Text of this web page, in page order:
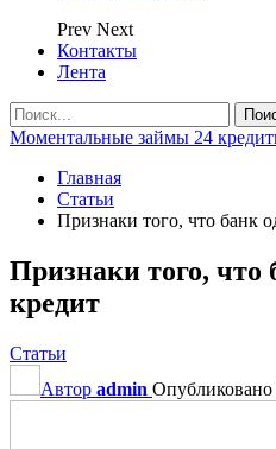
Prev Next
Контакты
Лента
Моментальные займы 24
Главная
Статьи
Признаки того, что банк
Признаки того, что
кредит
Статьи
Автор admin Опубликовано